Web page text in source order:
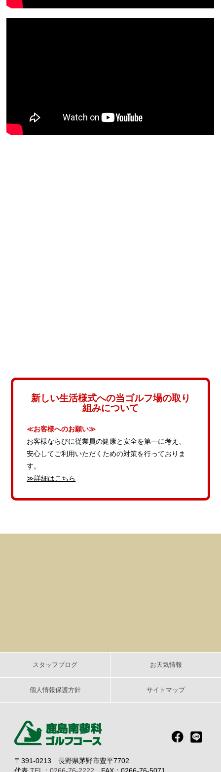
新しい生活様式への当ゴルフ場の取り
組みについて
≪お客様へのお願い≫
お客様ならびに従業員の健康と安全を第一に考え、
安心してご利用いただくための対策を行っておりま
す。
≫詳細はこちら
スタッフブログ お天気情報
個人情報保護方針 サイトマップ
〒391-0213 長野県茅野市豊平7702